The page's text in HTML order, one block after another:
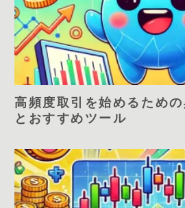
高頻度取引を始めるため
とおすすめツール